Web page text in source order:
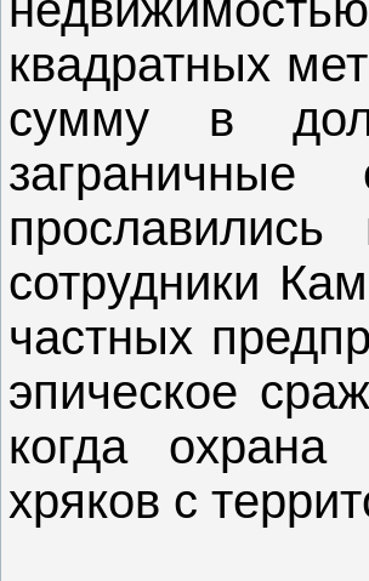
квадратных
сумму в
сотрудники
частных
эпическое
когда
хряков с